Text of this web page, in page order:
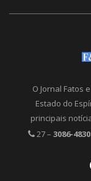
O Jornal Fatos
Estado do
principais
27 – 3086-4830